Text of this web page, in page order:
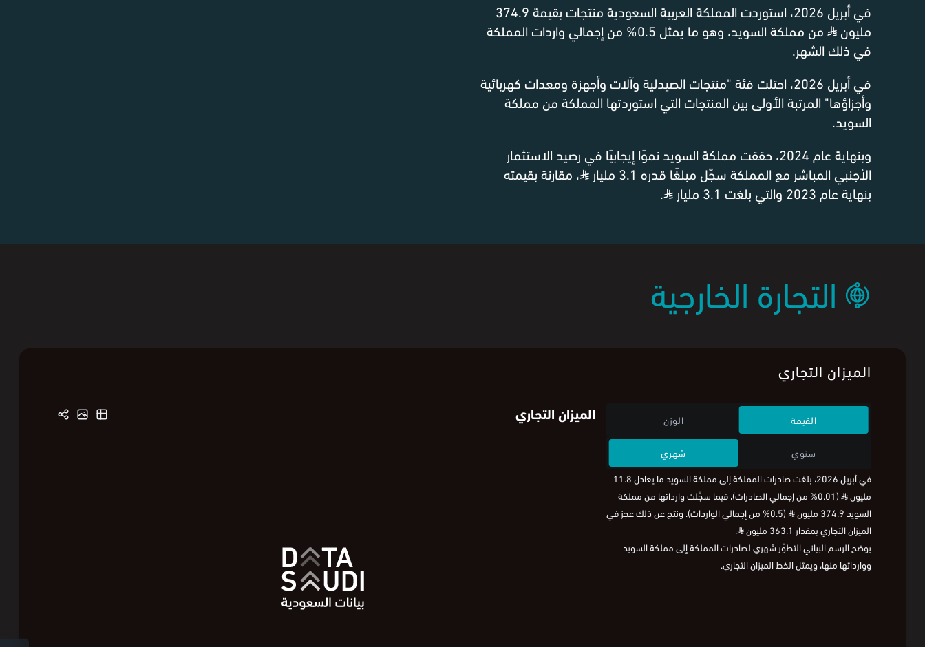
في أبريل 2026، استوردت المملكة العربية السعودية منتجات بقيمة 374.9
مليون ⃁
من مملكة السويد، وهو ما يمثل 0.5% من إجمالي واردات المملكة
في ذلك الشهر.
في أبريل 2026، احتلت فئة "منتجات الصيدلية وآلات وأجهزة ومعدات كهربائية
وأجزاؤها" المرتبة الأولى بين المنتجات التي استوردتها المملكة من مملكة
السويد.
وبنهاية عام 2024، حققت مملكة السويد نموًا إيجابيًا في رصيد الاستثمار
الأجنبي المباشر مع المملكة سجّل مبلغًا قدره 3.1 مليار
⃁، مقارنة بقيمته
بنهاية عام 2023 والتي بلغت 3.1 مليار
⃁
.
التجارة الخارجية
الميزان التجاري
القيمة الوزن
سنوي
شهري
في أبريل 2026، بلغت صادرات المملكة إلى مملكة السويد ما يعادل 11.8
مليون⃁
(0.01% من إجمالي الصادرات)، فيما سجّلت وارداتها من مملكة
السويد 374.9 مليون
⃁
(0.5% من إجمالي الواردات). ونتج عن ذلك عجز في
الميزان التجاري بمقدار 363.1 مليون
⃁
.
يوضح الرسم البياني التطوّر شهري لصادرات المملكة إلى مملكة السويد
ووارداتها منها، ويمثل الخط الميزان التجاري.
الميزان التجاري